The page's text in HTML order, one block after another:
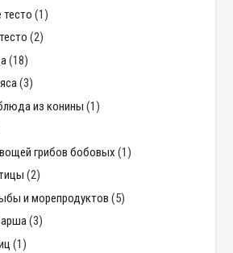
тесто (1)
(2)
(18)
(3)
из конины (1)
грибов бобовых (1)
(2)
и морепродуктов (5)
(3)
(1)